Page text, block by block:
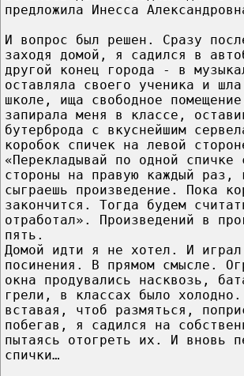
предложила Инесса
И вопрос был решен. Сразу
заходя домой, я садился в
другой конец города - в
оставляла своего ученика и
школе, ища свободное
запирала меня в классе,
бутерброда с вкуснейшим
коробок спичек на левой
«Перекладывай по одной спичке
стороны на правую каждый раз,
сыграешь произведение. Пока
закончится. Тогда будем
отработал». Произведений в
пять.
Домой идти я не хотел. И
посинения. В прямом смысле.
окна продувались насквозь,
грели, в классах было холодно.
вставая, чтоб размяться,
побегав, я садился на
пытаясь отогреть их. И вновь
спички…